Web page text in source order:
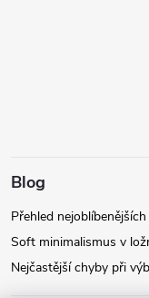
Blog
Přehled
Soft minimalismus v
Nejčastější chyby při